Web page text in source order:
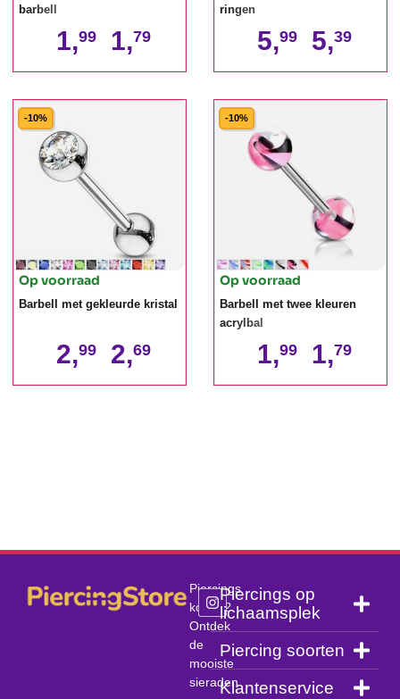
barbell
1,99 1,79
ringen
5,99 5,39
-10%
Op voorraad
Barbell met gekleurde kristal
2,99 2,69
-10%
Op voorraad
Barbell met twee kleuren
acrylbal
1,99 1,79
Piercings
kopen?
Ontdek
de
mooiste
sieraden
Piercings op
lichaamsplek
Piercing soorten
Klantenservice